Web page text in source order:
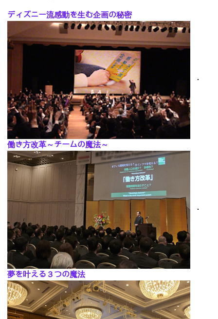
ディズニー流感動を生む企画の秘密
･
働き方改革～チームの魔法～
･
夢を叶える３つの魔法